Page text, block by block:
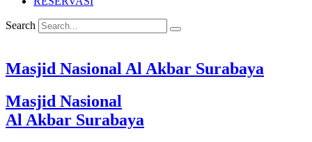
Search
Masjid Nasional Al Akbar Surabaya
Masjid Nasional
Al Akbar Surabaya